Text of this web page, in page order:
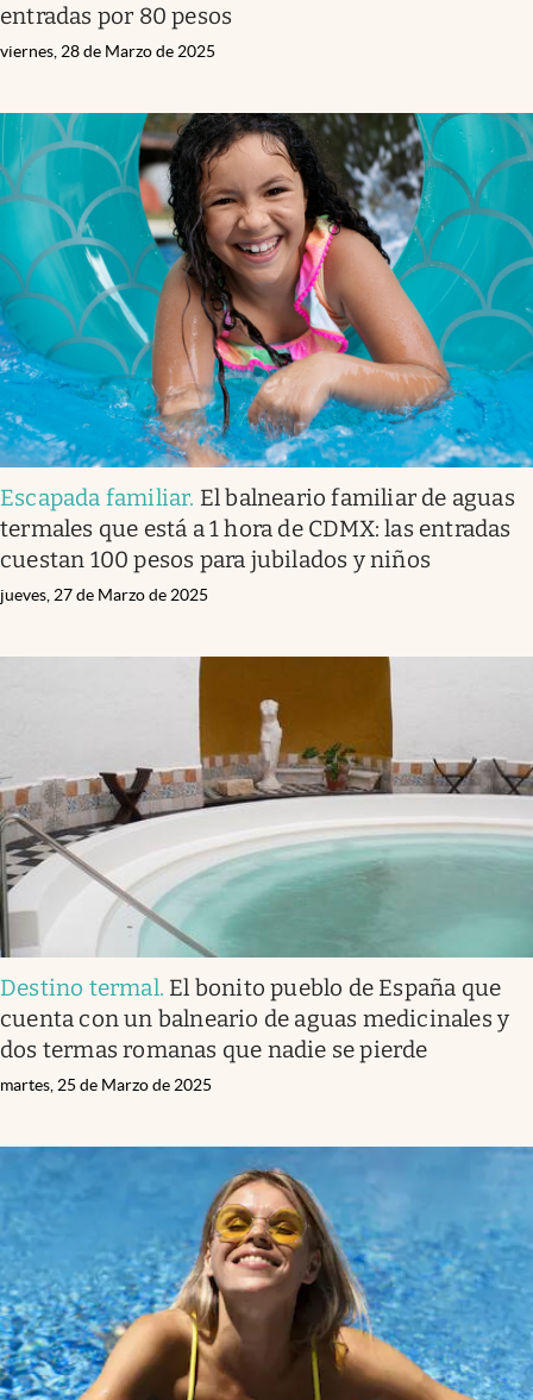
entradas por 80 pesos
viernes, 28 de Marzo de 2025
Escapada familiar. El balneario familiar de aguas
termales que está a 1 hora de CDMX: las entradas
cuestan 100 pesos para jubilados y niños
jueves, 27 de Marzo de 2025
Destino termal. El bonito pueblo de España que
cuenta con un balneario de aguas medicinales y
dos termas romanas que nadie se pierde
martes, 25 de Marzo de 2025